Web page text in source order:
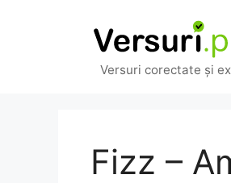
Versuri corectate și
Fizz –